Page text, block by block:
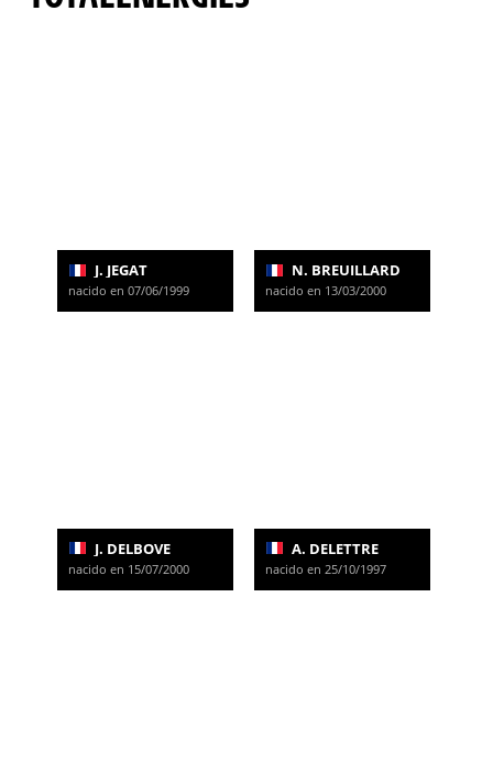
J. JEGAT
nacido en 07/06/1999
N. BREUILLARD
nacido en 13/03/2000
J. DELBOVE
nacido en 15/07/2000
A. DELETTRE
nacido en 25/10/1997